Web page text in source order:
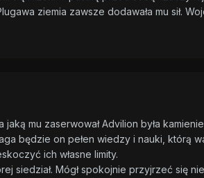
ziemia zawsze dodawała mu sił.
mu zaserwował Advilion była
będzie on pełen wiedzy i nauki,
ich własne limity.
siedział. Mógł spokojnie przyjrzeć się